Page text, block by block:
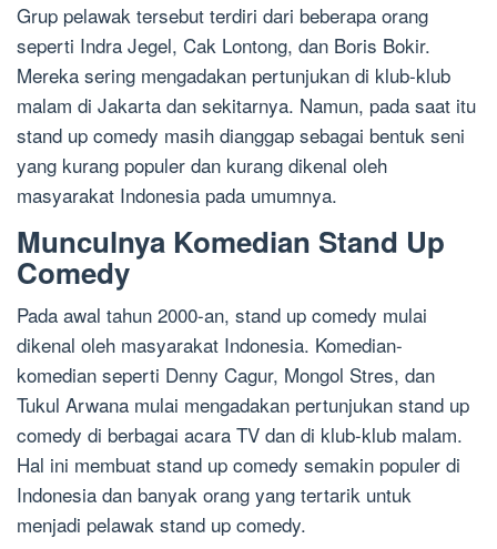
Grup pelawak tersebut terdiri dari beberapa orang
seperti Indra Jegel, Cak Lontong, dan Boris Bokir.
Mereka sering mengadakan pertunjukan di klub-klub
malam di Jakarta dan sekitarnya. Namun, pada saat itu
stand up comedy masih dianggap sebagai bentuk seni
yang kurang populer dan kurang dikenal oleh
masyarakat Indonesia pada umumnya.
Munculnya Komedian Stand Up
Comedy
Pada awal tahun 2000-an, stand up comedy mulai
dikenal oleh masyarakat Indonesia. Komedian-
komedian seperti Denny Cagur, Mongol Stres, dan
Tukul Arwana mulai mengadakan pertunjukan stand up
comedy di berbagai acara TV dan di klub-klub malam.
Hal ini membuat stand up comedy semakin populer di
Indonesia dan banyak orang yang tertarik untuk
menjadi pelawak stand up comedy.